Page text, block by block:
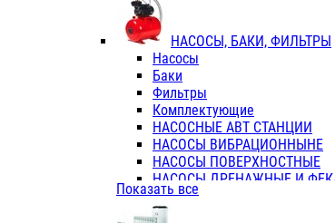
ТРОЙНИКИ
ТРОЙНИКИ С
КОЛЬЦА РЕЗИНОВЫЕ
ТРУБЫ НАПОРНЫЕ
ТРУБЫ
ТРУБЫ
НАСОСЫ, БАКИ, ФИЛЬТРЫ
Насосы
Баки
Фильтры
Комплектующие
НАСОСНЫЕ АВТ СТАНЦИИ
НАСОСЫ ВИБРАЦИОННЫНЕ
НАСОСЫ ПОВЕРХНОСТНЫЕ
НАСОСЫ ДРЕНАЖНЫЕ И
НАСОСЫ ПОВЫСИТ и
НАСОСЫ СКВАЖИННЫЕ
Показать все